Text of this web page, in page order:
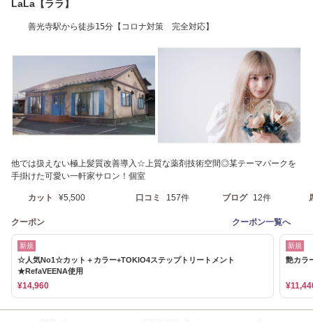
LaLa【ララ】
善光寺駅から徒歩15分【コロナ対策 完全対応】
他では扱えない極上髪質改善導入☆上質な薬剤技術空間◎某テーマパークを
手掛けた可愛い一軒家サロン！個室
カット ¥5,500 口コミ 157件 ブログ 12件
クーポン クーポン一覧へ
新規
☆人気No1☆カット＋カラー+TOKIO4ステップトリートメント
★RefaVEENA使用
¥14,960
新規
艶カラ